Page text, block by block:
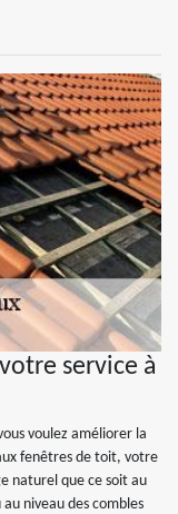
service à
voulez améliorer la
fenêtres de toit, votre
naturel que ce soit au
niveau des combles